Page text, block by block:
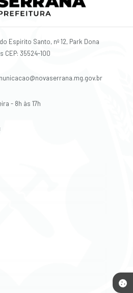
Espirito Santo, nº 12, Park Dona
CEP: 35524-100
- 8h às 17h